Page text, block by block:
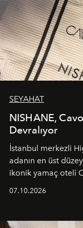
SEYAHAT
NISHANE,
Devralıyor
İstanbul merkezli
adanın en üst
ikonik yamaç oteli
buluşturarak
07.10.2026